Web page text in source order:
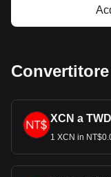
XCN a TWD
1 XCN in